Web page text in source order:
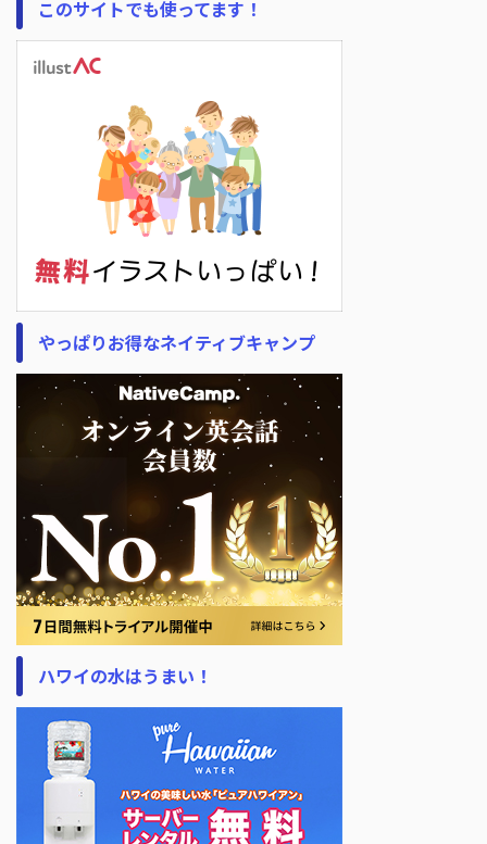
このサイトでも使ってます！
やっぱりお得なネイティブキャンプ
ハワイの水はうまい！